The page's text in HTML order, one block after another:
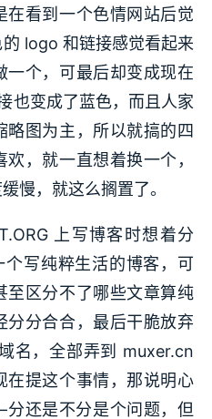
在看到一个色情网站后觉
logo 和链接感觉看起来
一个，可最后却变成现在
也变成了蓝色，而且人家
图为主，所以就搞的四
，就一直想着换一个，
慢，就这么搁置了。
上写博客时想着分
写纯粹生活的博客，可
至区分不了哪些文章算纯
分分合合，最后干脆放弃
名，全部弄到 muxer.cn
在提这个事情，那说明心
还是不分是个问题，但